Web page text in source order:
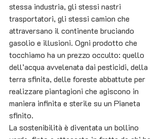
stessa industria, gli stessi nastri
trasportatori, gli stessi camion che
attraversano il continente bruciando
gasolio e illusioni. Ogni prodotto che
tocchiamo ha un prezzo occulto: quello
dell’acqua avvelenata dai pesticidi, della
terra sfinita, delle foreste abbattute per
realizzare piantagioni che agiscono in
maniera infinita e sterile su un Pianeta
sfinito.
La sostenibilità è diventata un bollino